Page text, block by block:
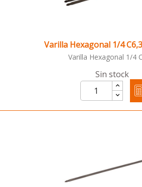
Varilla Hexagonal 1/4
Varilla Hexagonal 1/4
Sin stock